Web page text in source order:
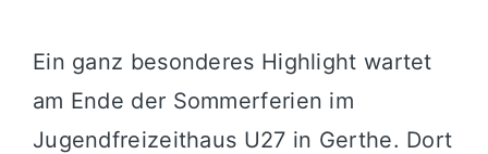
Ein ganz besonderes Highlight wartet
am Ende der Sommerferien im
Jugendfreizeithaus U27 in Gerthe. Dort